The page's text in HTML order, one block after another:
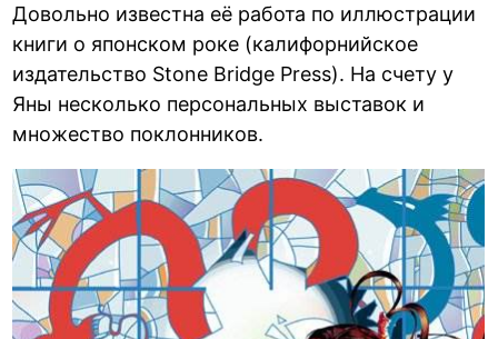
Довольно известна её работа по иллюстрации
книги о японском роке (калифорнийское
издательство Stone Bridge Press). На счету у
Яны несколько персональных выставок и
множество поклонников.